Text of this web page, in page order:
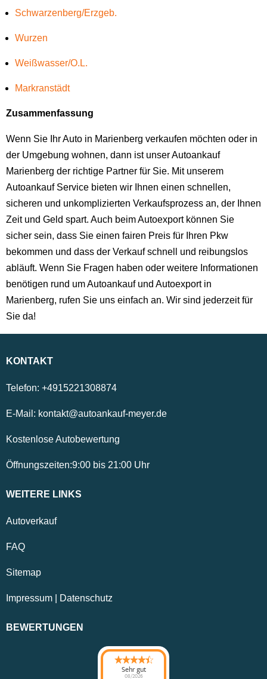
Schwarzenberg/Erzgeb.
Wurzen
Weißwasser/O.L.
Markranstädt
Zusammenfassung
Wenn Sie Ihr Auto in Marienberg verkaufen möchten oder in
der Umgebung wohnen, dann ist unser Autoankauf
Marienberg der richtige Partner für Sie. Mit unserem
Autoankauf Service bieten wir Ihnen einen schnellen,
sicheren und unkomplizierten Verkaufsprozess an, der Ihnen
Zeit und Geld spart. Auch beim Autoexport können Sie
sicher sein, dass Sie einen fairen Preis für Ihren Pkw
bekommen und dass der Verkauf schnell und reibungslos
abläuft. Wenn Sie Fragen haben oder weitere Informationen
benötigen rund um Autoankauf und Autoexport in
Marienberg, rufen Sie uns einfach an. Wir sind jederzeit für
Sie da!
KONTAKT
Telefon: +4915221308874
E-Mail: kontakt@autoankauf-meyer.de
Kostenlose Autobewertung
Öffnungszeiten:9:00 bis 21:00 Uhr
WEITERE LINKS
Autoverkauf
FAQ
Sitemap
Impressum Datenschutz
BEWERTUNGEN
Sehr gut
08/2026